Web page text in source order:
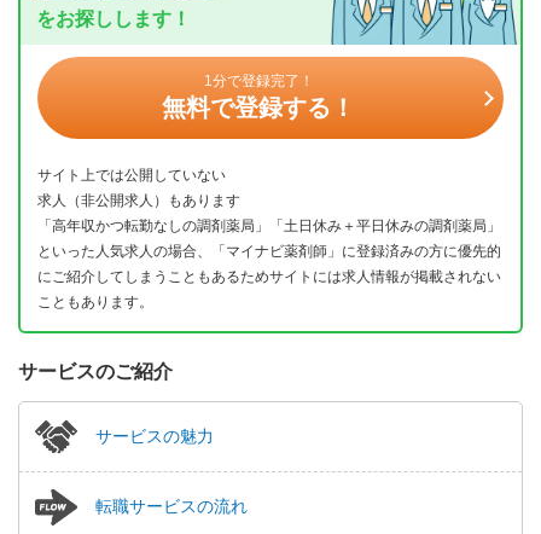
をお探しします！
1分で登録完了！
無料で登録する！
サイト上では公開していない
求人（非公開求人）もあります
「高年収かつ転勤なしの調剤薬局」「土日休み＋平日休みの調剤薬局」
といった人気求人の場合、「マイナビ薬剤師」に登録済みの方に優先的
にご紹介してしまうこともあるためサイトには求人情報が掲載されない
こともあります。
サービスのご紹介
サービスの魅力
転職サービスの流れ